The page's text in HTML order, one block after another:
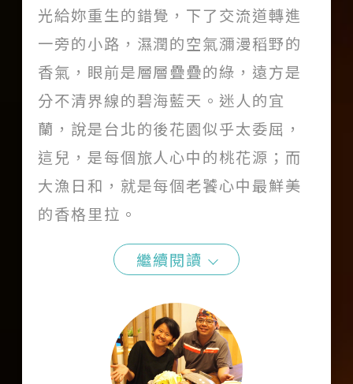
加入我們
服務條款
Like us on Facebook
Follow us on Instagram
光給妳重生的錯覺，下了交流道轉進
一旁的小路，濕潤的空氣瀰漫稻野的
香氣，眼前是層層疊疊的綠，遠方是
分不清界線的碧海藍天。迷人的宜
蘭，說是台北的後花園似乎太委屈，
這兒，是每個旅人心中的桃花源；而
大漁日和，就是每個老饕心中最鮮美
的香格里拉。
繼續閱讀